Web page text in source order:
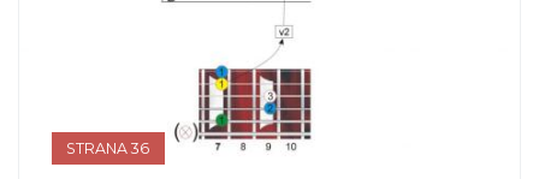
STRANA 36